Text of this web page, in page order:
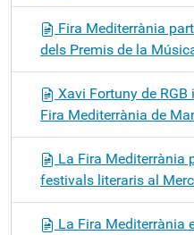
Fira Mediterrània
dels Premis de la
Xavi Fortuny de
Fira Mediterrània de
La Fira Mediterrània
festivals literaris al
La Fira Mediterrània